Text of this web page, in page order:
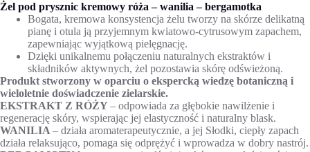
Żel pod prysznic kremowy róża – wanilia – bergamotka
Bogata, kremowa konsystencja żelu tworzy na skórze delikatną
pianę i otula ją przyjemnym kwiatowo-cytrusowym zapachem,
zapewniając wyjątkową pielęgnację.
Dzięki unikalnemu połączeniu naturalnych ekstraktów i
składników aktywnych, żel pozostawia skórę odświeżoną.
Produkt stworzony w oparciu o ekspercką wiedzę botaniczną i
wieloletnie doświadczenie zielarskie.
EKSTRAKT Z RÓŻY – odpowiada za głębokie nawilżenie i
regenerację skóry, wspierając jej elastyczność i naturalny blask.
WANILIA – działa aromaterapeutycznie, a jej Słodki, ciepły zapach
działa relaksująco, pomaga się odprężyć i wprowadza w dobry nastrój.